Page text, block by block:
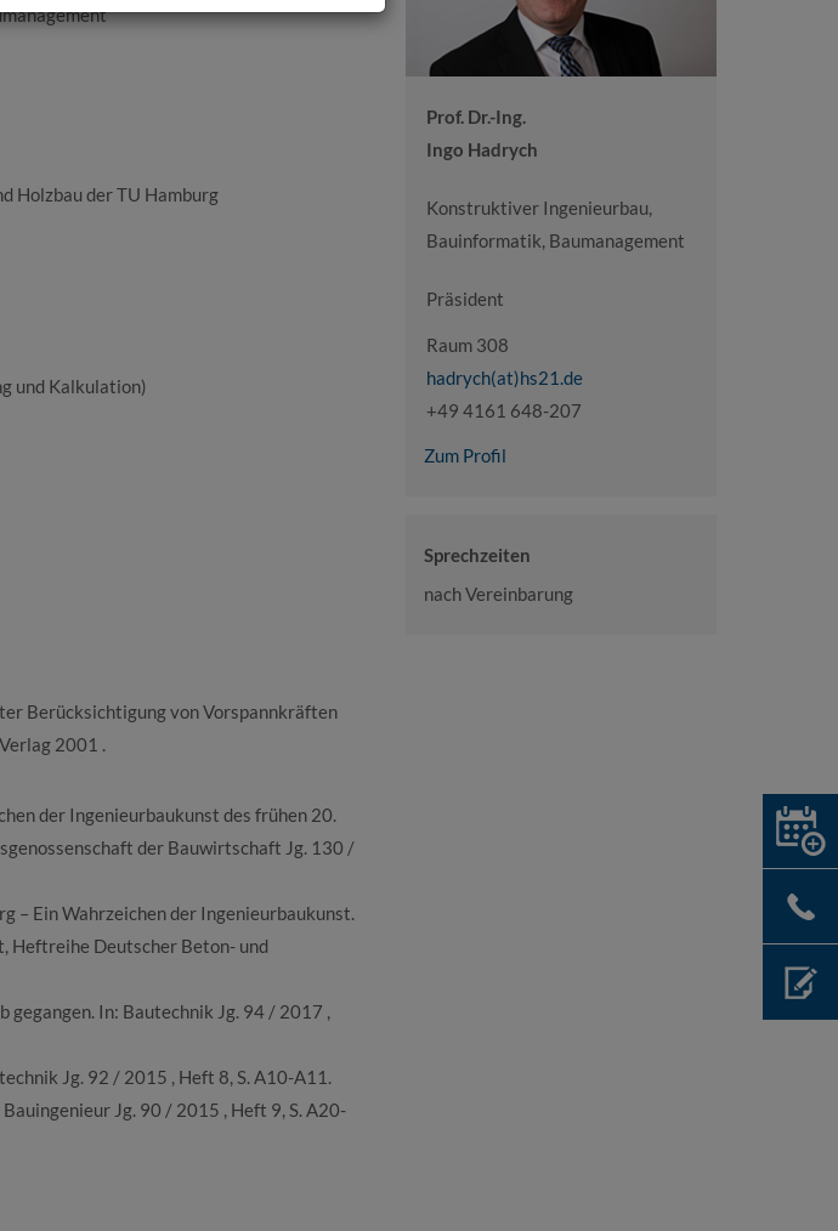
Holzbau der TU Hamburg
und Kalkulation)
Berücksichtigung von Vorspannkräften
2001 .
der Ingenieurbaukunst des frühen 20.
der Bauwirtschaft Jg. 130 /
– Ein Wahrzeichen der Ingenieurbaukunst.
Heftreihe Deutscher Beton- und
In: Bautechnik Jg. 94 / 2017 ,
Jg. 92 / 2015 , Heft 8, S. A10-A11.
Jg. 90 / 2015 , Heft 9, S. A20-
Prof. Dr.-Ing.
Ingo Hadrych
Konstruktiver Ingenieurbau,
Bauinformatik, Baumanagement
Präsident
Raum 308
hadrych(at)hs21.de
+49 4161 648-207
Zum Profil
Sprechzeiten
nach Vereinbarung